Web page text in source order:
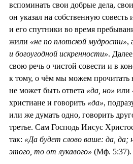
вспоминать свои добрые дела,
он указал на собственную совесть
и его спутники во время
жили «не по плотской мудрости»,
и богоугодной искренности».
свою речь о чистой совести и в
к тому, о чём мы можем прочитать
не может быть ответа «да, но» или
христиане и говорить «да»,
или же думать одно, говорить
третье. Сам Господь Иисус
так: «Да будет слово ваше: да, да;
этого, то от лукавого» (Мф. 5:37).